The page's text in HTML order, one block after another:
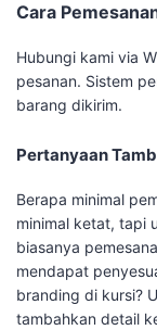
Cara
Hubungi kami via
pesanan. Sistem
barang dikirim.
Pertanyaan
Berapa minimal
minimal ketat, tapi
biasanya
mendapat
branding di kursi?
tambahkan detail